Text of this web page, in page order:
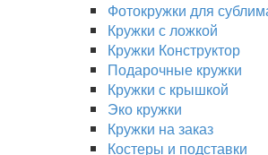
Фотокружки для
Кружки с ложкой
Кружки Конструктор
Подарочные кружки
Кружки с крышкой
Эко кружки
Кружки на заказ
Костеры и подставки